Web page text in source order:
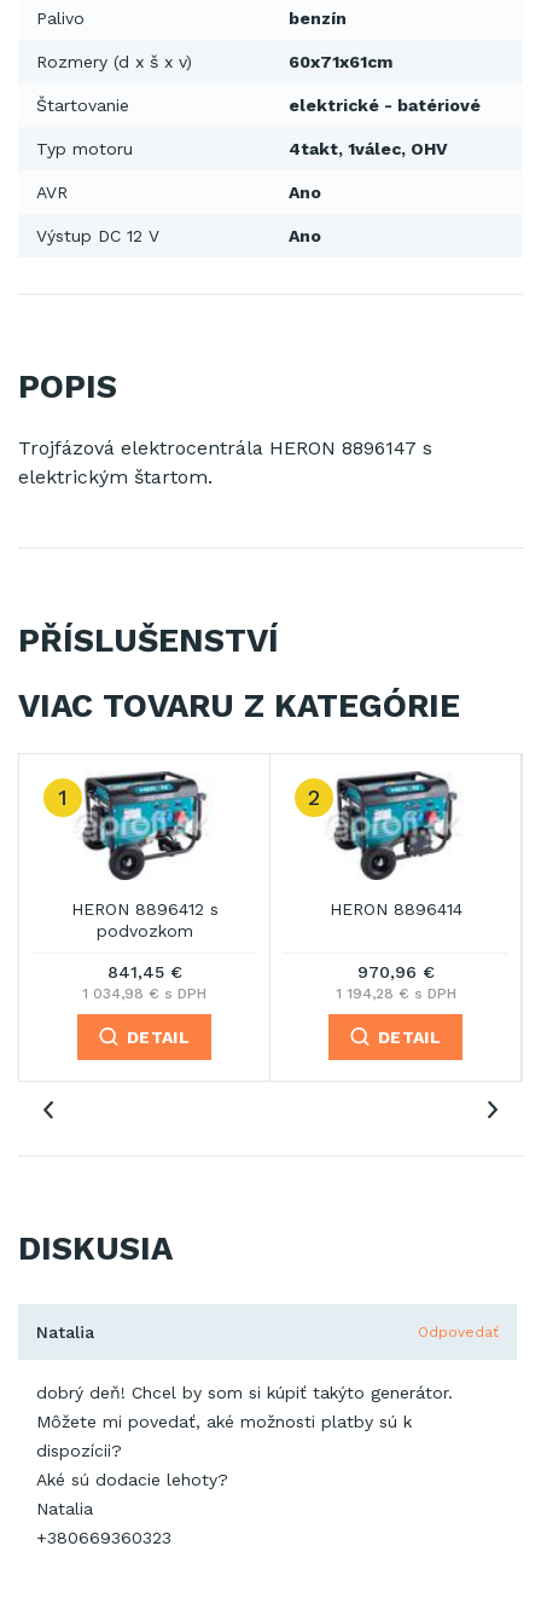
Palivo benzín
Rozmery (d x š x v) 60x71x61cm
Štartovanie elektrické - batériové
Typ motoru 4takt, 1válec, OHV
AVR Ano
Výstup DC 12 V Ano
POPIS
Trojfázová elektrocentrála HERON 8896147 s
elektrickým štartom.
PŘÍSLUŠENSTVÍ
VIAC TOVARU Z KATEGÓRIE
3
HERON 8896418
1 003,34 €
1 234,11 € s DPH
HERON
1 068,09 €
1 313,75 € s DPH
DISKUSIA
Natalia Odpovedať
dobrý deň! Chcel by som si kúpiť takýto generátor.
Môžete mi povedať, aké možnosti platby sú k
dispozícii?
Aké sú dodacie lehoty?
Natalia
+380669360323